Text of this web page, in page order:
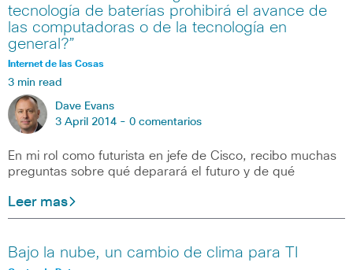
tecnología de baterías prohibirá el avance de
las computadoras o de la tecnología en
general?”
Internet de las Cosas
3 min read
Dave Evans
3 April 2014 - 0 comentarios
En mi rol como futurista en jefe de Cisco, recibo muchas
preguntas sobre qué deparará el futuro y de qué
Leer mas
Bajo la nube, un cambio de clima para TI